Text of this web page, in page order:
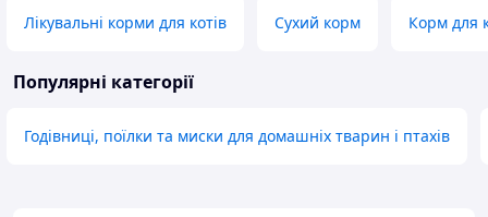
Лікувальні корми для котів Сухий корм Корм для
Популярні категорії
Годівниці, поїлки та миски для домашніх тварин і птахів